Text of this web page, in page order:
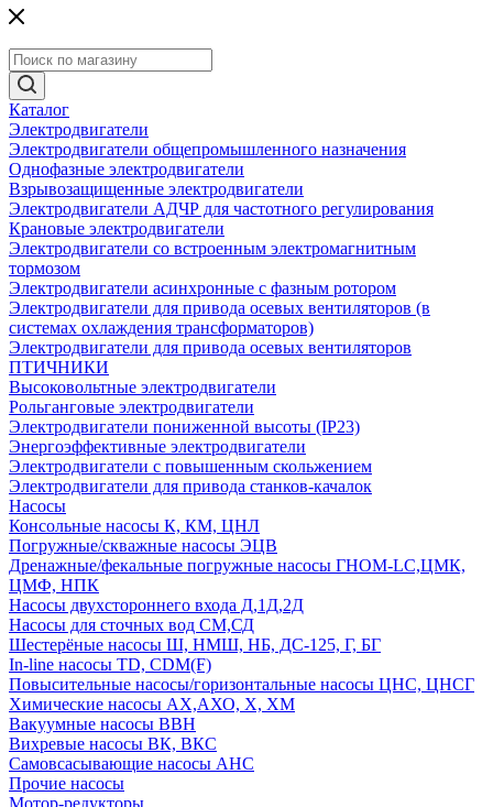
Каталог
Электродвигатели
Электродвигатели общепромышленного назначения
Однофазные электродвигатели
Взрывозащищенные электродвигатели
Электродвигатели АДЧР для частотного регулирования
Крановые электродвигатели
Электродвигатели со встроенным электромагнитным
тормозом
Электродвигатели асинхронные с фазным ротором
Электродвигатели для привода осевых вентиляторов (в
системах охлаждения трансформаторов)
Электродвигатели для привода осевых вентиляторов
ПТИЧНИКИ
Высоковольтные электродвигатели
Рольганговые электродвигатели
Электродвигатели пониженной высоты (IP23)
Энергоэффективные электродвигатели
Электродвигатели с повышенным скольжением
Электродвигатели для привода станков-качалок
Насосы
Консольные насосы К, КМ, ЦНЛ
Погружные/скважные насосы ЭЦВ
Дренажные/фекальные погружные насосы ГНОМ-LC,ЦМК,
ЦМФ, НПК
Насосы двухстороннего входа Д,1Д,2Д
Насосы для сточных вод СМ,СД
Шестерёные насосы Ш, НМШ, НБ, ДС-125, Г, БГ
In-line насосы TD, CDM(F)
Повысительные насосы/горизонтальные насосы ЦНС, ЦНСГ
Химические насосы АХ,АХО, Х, ХМ
Вакуумные насосы ВВН
Вихревые насосы ВК, ВКС
Самовсасывающие насосы АНС
Прочие насосы
Мотор-редукторы